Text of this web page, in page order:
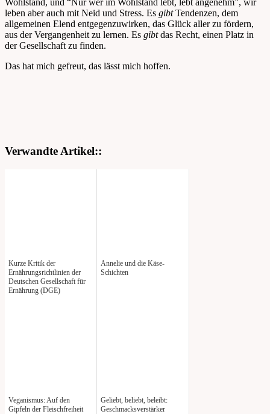
Wohlstand, und “Nur wer im Wohlstand lebt, lebt angenehm”, wir
leben aber auch mit Neid und Stress. Es gibtTendenzen, dem
allgemeinen Elend entgegenzuwirken, das Glück aller zu fördern,
aus der Vergangenheit zu lernen. Es gibtdas Recht, einen Platz in
der Gesellschaft zu finden.
Das hat mich gefreut, das lässt mich hoffen.
Verwandte Artikel::
Kurze Kritik der
Ernährungsrichtlinien der
Deutschen Gesellschaft für
Ernährung (DGE)
Annelie und die Käse-
Schichten
Veganismus: Auf den
Gipfeln der Fleischfreiheit
Geliebt, beliebt, beleibt:
Geschmacksverstärker